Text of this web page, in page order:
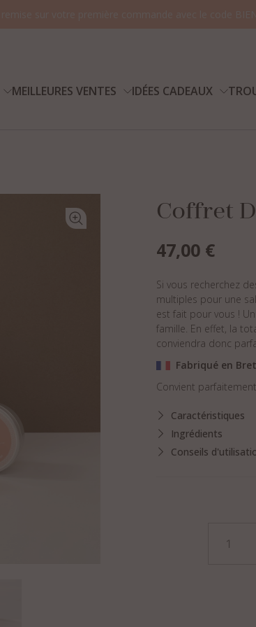
MEILLEURES VENTES IDÉES CADEAUX
Coffret
47,00 €
Si vous recherchez
multiples pour une
est fait pour vous !
famille. En effet, la
conviendra donc
Fabriqué en
Convient
Caractéristiques
Ingrédients
Conseils